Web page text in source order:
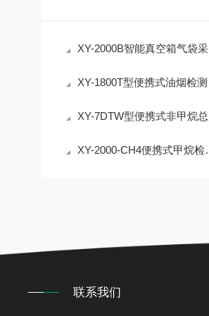
XY-2000B智能真空箱气袋采样器 非甲烷总烃挥发性有机物
XY-1800T型便携式油烟检测仪 油烟浓度颗粒物非甲烷总烃监测介绍
XY-7DTW型便携式非甲烷总烃采样器，采集污染源废气
XY-2000-CH4便携式甲烷检测仪 3.5寸高清彩屏，开机即可检测
联系我们